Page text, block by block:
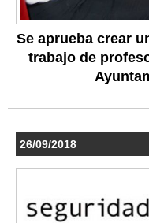
Se aprueba crear
trabajo de
26/09/2018